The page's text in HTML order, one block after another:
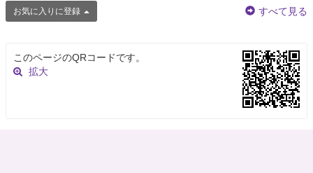
お気に入りに登録 すべて見る
このページのQRコードです。
拡大